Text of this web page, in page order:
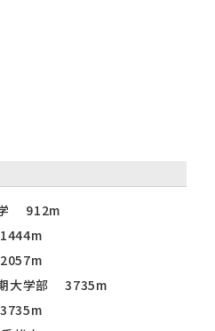
学 912m
期大学部 3735m